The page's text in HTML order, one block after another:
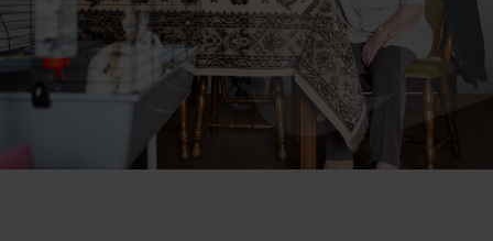
Wonen en zorg met Sensire
Meer over Sensire